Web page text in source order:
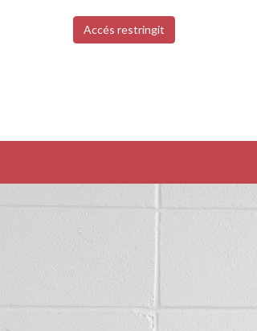
Accés restringit